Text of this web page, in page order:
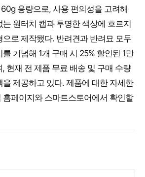
용량으로, 사용 편의성을 고려해
원터치 캡과 투명한 색상에 흐르지
으로 제작됐다. 반려견과 반려묘 모두
기념해 1개 구매 시 25% 할인된 1만
현재 전 제품 무료 배송 및 구매 수량
을 제공하고 있다. 제품에 대한 자세한
홈페이지와 스마트스토어에서 확인할